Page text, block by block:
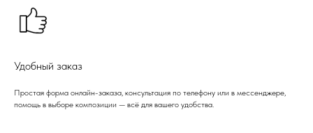
Удобный заказ
Простая форма онлайн-заказа, консультация по телефону или в мессенджере,
помощь в выборе композиции — всё для вашего удобства.